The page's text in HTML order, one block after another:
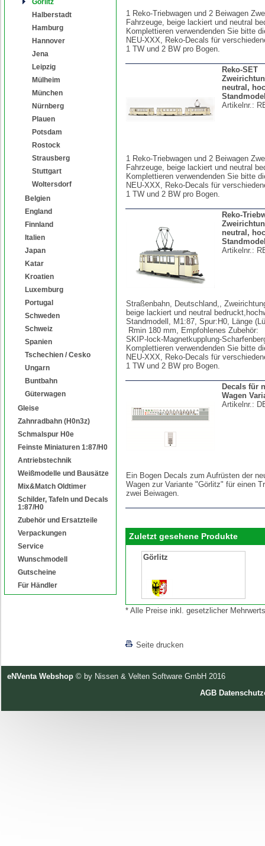
Halberstadt
Hamburg
Hannover
Jena
Leipzig
Mülheim
München
Nürnberg
Plauen
Potsdam
Rostock
Strausberg
Stuttgart
Woltersdorf
Belgien
England
Finnland
Italien
Japan
Katar
Kroatien
Luxemburg
Portugal
Schweden
Schweiz
Spanien
Tschechien / Cesko
Ungarn
Buntbahn
Güterwagen
Gleise
Zahnradbahn (H0n3z)
Schmalspur H0e
Feinste Miniaturen 1:87/H0
Antriebstechnik
Weißmodelle und Bausätze
Mix&Match Oldtimer
Schilder, Tafeln und Decals
1:87/H0
Zubehör und Ersatzteile
Verpackungen
Service
Wunschmodell
Gutscheine
Für Händler
1 Reko-Triebwagen und 2 Beiwagen
Fahrzeuge, beige lackiert und neutral
Komplettieren verwendenden Sie bitte
NEU-XXX, Reko-Decals für
1 TW und 2 BW pro Bogen.
Reko-SET
neutral,
Artikelnr.:
1 Reko-Triebwagen und 2 Beiwagen
Fahrzeuge, beige lackiert und neutral
Komplettieren verwendenden Sie bitte
NEU-XXX, Reko-Decals für
1 TW und 2 BW pro Bogen.
Reko-
neutral,
Artikelnr.:
Straßenbahn, Deutschland,,
beige lackiert und neutral
Standmodell, M1:87, Spur:H0, Länge
Rmin 180 mm, Empfohlenes Zubehör:
SKIP-lock-Magnetkupplung-
Komplettieren verwendenden Sie bitte
NEU-XXX, Reko-Decals für
1 TW und 2 BW pro Bogen.
Decals für
Wagen
Artikelnr.:
Ein Bogen Decals zum Aufrüsten der
Wagen zur Variante "Görlitz" für einen
zwei Beiwagen.
Zuletzt gesehene Produkte
Görlitz
* Alle Preise inkl. gesetzlicher
Seite drucken
eNVenta Webshop © by Nissen & Velten Software GmbH 2016
AGB